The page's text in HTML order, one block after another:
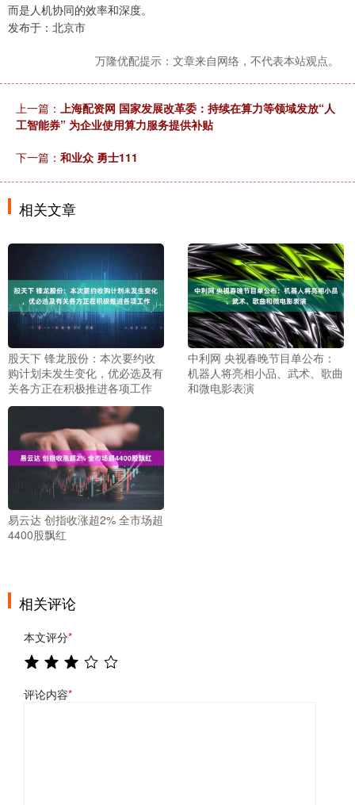
而是人机协同的效率和深度。
发布于：北京市
万隆优配提示：文章来自网络，不代表本站观点。
上一篇： 上海配资网 国家发展改革委：持续在算力等领域发放“人
工智能券” 为企业使用算力服务提供补贴
下一篇： 和业众 勇士111
相关文章
股天下 锋龙股份：本次要约收
购计划未发生变化，优必选及有
关各方正在积极推进各项工作
中利网 央视春晚节目单公布：
机器人将亮相小品、武术、歌曲
和微电影表演
易云达 创指收涨超2% 全市场超
4400股飘红
相关评论
本文评分*
评论内容*